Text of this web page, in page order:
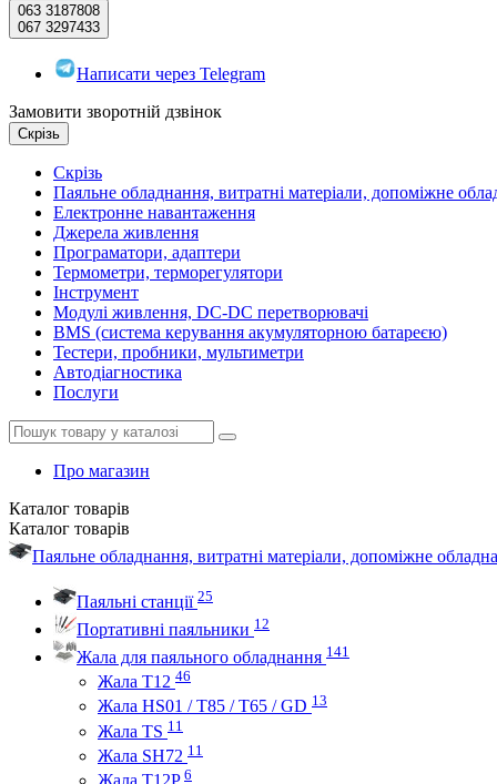
063 3187808
067 3297433
Написати через Telegram
Замовити зворотній дзвінок
Скрізь
Скрізь
Паяльне обладнання, витратні матеріали, допоміжне
Електронне навантаження
Джерела живлення
Програматори, адаптери
Термометри, терморегулятори
Інструмент
Модулі живлення, DC-DC перетворювачі
BMS (система керування акумуляторною батареєю)
Тестери, пробники, мультиметри
Автодіагностика
Послуги
Про магазин
Каталог товарів
Каталог товарів
Паяльне обладнання, витратні матеріали, допоміжне
Паяльні станції 25
Портативні паяльники 12
Жала для паяльного обладнання 141
Жала Т12 46
Жала HS01 / T85 / T65 / GD 13
Жала TS 11
Жала SH72 11
6